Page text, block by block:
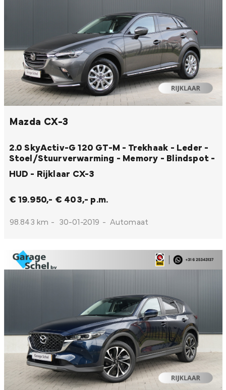
Mazda CX-3
2.0 SkyActiv-G 120 GT-M - Trekhaak - Leder -
Stoel/Stuurverwarming - Memory - Blindspot -
HUD - Rijklaar CX-3
€ 19.950,- € 403,- p.m.
98.843 km - 30-01-2019 - Automaat